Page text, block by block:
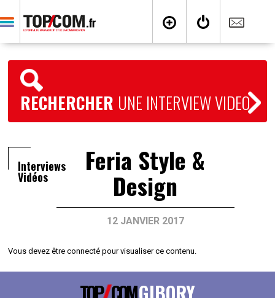
RECHERCHER UNE INTERVIEW VIDEO
Interviews
Vidéos Feria Style &
Design
12 JANVIER 2017
Vous devez être connecté pour visualiser ce contenu.